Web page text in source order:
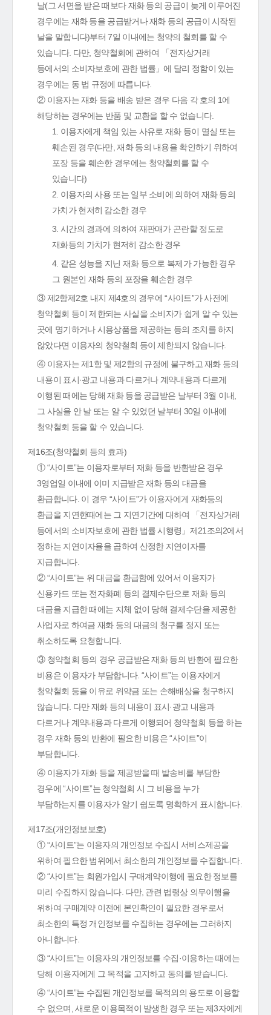
날(그 서면을 받은 때보다 재화 등의 공급이 늦게 이루어진
경우에는 재화 등을 공급받거나 재화 등의 공급이 시작된
날을 말합니다)부터 7일 이내에는 청약의 철회를 할 수
있습니다. 다만, 청약철회에 관하여 「전자상거래
등에서의 소비자보호에 관한 법률」에 달리 정함이 있는
경우에는 동 법 규정에 따릅니다.
② 이용자는 재화 등을 배송 받은 경우 다음 각 호의 1에
해당하는 경우에는 반품 및 교환을 할 수 없습니다.
1. 이용자에게 책임 있는 사유로 재화 등이 멸실 또는
훼손된 경우(다만, 재화 등의 내용을 확인하기 위하여
포장 등을 훼손한 경우에는 청약철회를 할 수
있습니다)
2. 이용자의 사용 또는 일부 소비에 의하여 재화 등의
가치가 현저히 감소한 경우
3. 시간의 경과에 의하여 재판매가 곤란할 정도로
재화등의 가치가 현저히 감소한 경우
4. 같은 성능을 지닌 재화 등으로 복제가 가능한 경우
그 원본인 재화 등의 포장을 훼손한 경우
③ 제2항제2호 내지 제4호의 경우에 “사이트”가 사전에
청약철회 등이 제한되는 사실을 소비자가 쉽게 알 수 있는
곳에 명기하거나 시용상품을 제공하는 등의 조치를 하지
않았다면 이용자의 청약철회 등이 제한되지 않습니다.
④ 이용자는 제1항 및 제2항의 규정에 불구하고 재화 등의
내용이 표시·광고 내용과 다르거나 계약내용과 다르게
이행된 때에는 당해 재화 등을 공급받은 날부터 3월 이내,
그 사실을 안 날 또는 알 수 있었던 날부터 30일 이내에
청약철회 등을 할 수 있습니다.
제16조(청약철회 등의 효과)
① “사이트”는 이용자로부터 재화 등을 반환받은 경우
3영업일 이내에 이미 지급받은 재화 등의 대금을
환급합니다. 이 경우 “사이트”가 이용자에게 재화등의
환급을 지연한때에는 그 지연기간에 대하여 「전자상거래
등에서의 소비자보호에 관한 법률 시행령」제21조의2에서
정하는 지연이자율을 곱하여 산정한 지연이자를
지급합니다.
② “사이트”는 위 대금을 환급함에 있어서 이용자가
신용카드 또는 전자화폐 등의 결제수단으로 재화 등의
대금을 지급한 때에는 지체 없이 당해 결제수단을 제공한
사업자로 하여금 재화 등의 대금의 청구를 정지 또는
취소하도록 요청합니다.
③ 청약철회 등의 경우 공급받은 재화 등의 반환에 필요한
비용은 이용자가 부담합니다. “사이트”는 이용자에게
청약철회 등을 이유로 위약금 또는 손해배상을 청구하지
않습니다. 다만 재화 등의 내용이 표시·광고 내용과
다르거나 계약내용과 다르게 이행되어 청약철회 등을 하는
경우 재화 등의 반환에 필요한 비용은 “사이트”이
부담합니다.
④ 이용자가 재화 등을 제공받을 때 발송비를 부담한
경우에 “사이트”는 청약철회 시 그 비용을 누가
부담하는지를 이용자가 알기 쉽도록 명확하게 표시합니다.
제17조(개인정보보호)
① “사이트”는 이용자의 개인정보 수집시 서비스제공을
위하여 필요한 범위에서 최소한의 개인정보를 수집합니다.
② “사이트”는 회원가입시 구매계약이행에 필요한 정보를
미리 수집하지 않습니다. 다만, 관련 법령상 의무이행을
위하여 구매계약 이전에 본인확인이 필요한 경우로서
최소한의 특정 개인정보를 수집하는 경우에는 그러하지
아니합니다.
③ “사이트”는 이용자의 개인정보를 수집·이용하는 때에는
당해 이용자에게 그 목적을 고지하고 동의를 받습니다.
④ “사이트”는 수집된 개인정보를 목적외의 용도로 이용할
수 없으며, 새로운 이용목적이 발생한 경우 또는 제3자에게